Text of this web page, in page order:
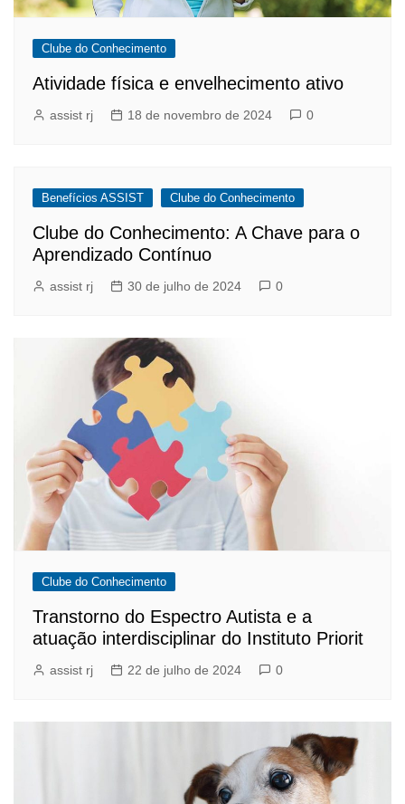
Clube do Conhecimento
Atividade física e envelhecimento ativo
assist rj 18 de novembro de 2024 0
Benefícios ASSIST Clube do Conhecimento
Clube do Conhecimento: A Chave para o
Aprendizado Contínuo
assist rj 30 de julho de 2024 0
Clube do Conhecimento
Transtorno do Espectro Autista e a
atuação interdisciplinar do Instituto Priorit
assist rj 22 de julho de 2024 0